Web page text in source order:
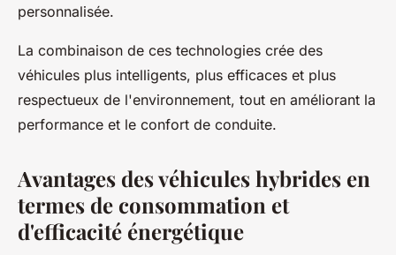
personnalisée.
La combinaison de ces technologies crée des
véhicules plus intelligents, plus efficaces et plus
respectueux de l'environnement, tout en améliorant la
performance et le confort de conduite.
Avantages des véhicules hybrides en
termes de consommation et
d'efficacité énergétique